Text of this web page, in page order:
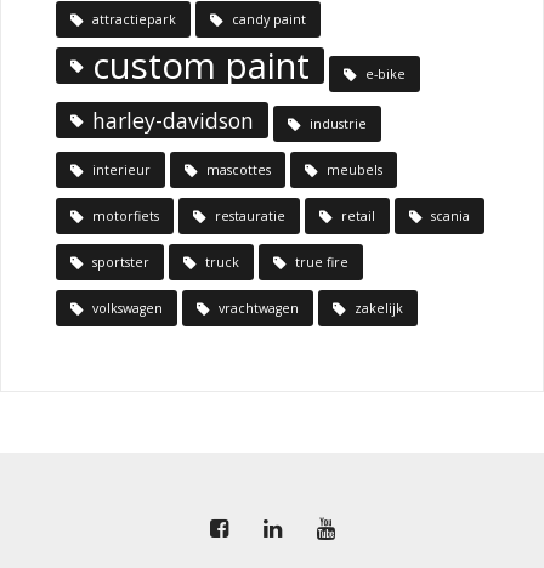
attractiepark candy paint
custom paint e-bike
harley-davidson industrie
interieur mascottes meubels
motorfiets restauratie retail scania
sportster truck true fire
volkswagen vrachtwagen zakelijk